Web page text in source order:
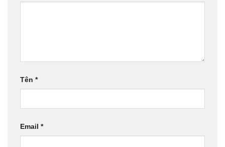
Tên *
Email *